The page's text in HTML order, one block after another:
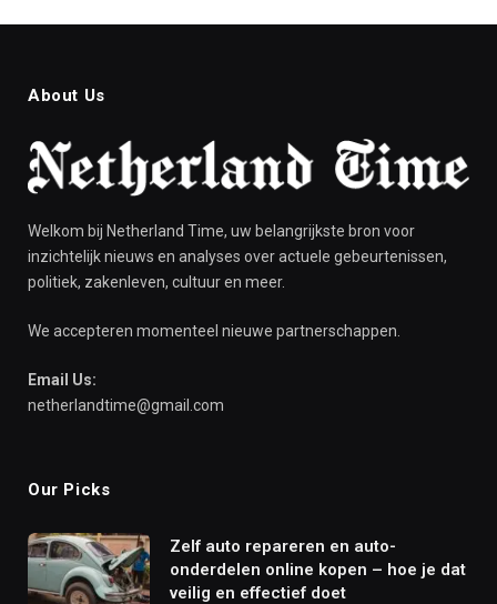
About Us
Welkom bij Netherland Time, uw belangrijkste bron voor
inzichtelijk nieuws en analyses over actuele gebeurtenissen,
politiek, zakenleven, cultuur en meer.
We accepteren momenteel nieuwe partnerschappen.
Email Us:
netherlandtime@gmail.com
Our Picks
Zelf auto repareren en auto-
onderdelen online kopen – hoe je dat
veilig en effectief doet